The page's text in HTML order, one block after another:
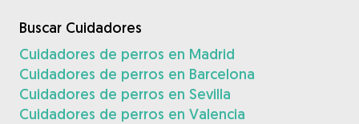
Buscar Cuidadores
Cuidadores de perros en Madrid
Cuidadores de perros en Barcelona
Cuidadores de perros en Sevilla
Cuidadores de perros en Valencia